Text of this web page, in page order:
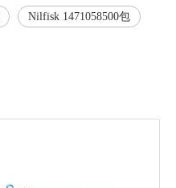
Nilfisk 1471058500包